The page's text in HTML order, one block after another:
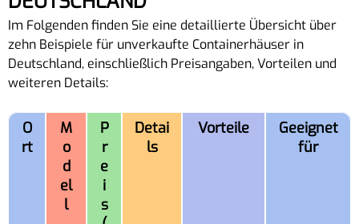
Im Folgenden finden Sie eine detaillierte Übersicht über
zehn Beispiele für unverkaufte Containerhäuser in
Deutschland, einschließlich Preisangaben, Vorteilen und
weiteren Details:
O
rt
M
o
d
el
l
P
r
e
i
s
Detai
ls
Vorteile
Geeignet
für